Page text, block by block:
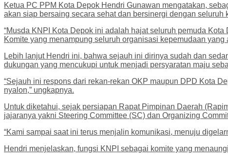
Ketua PC PPM Kota Depok Hendri Gunawan mengatakan,
akan siap bersaing secara sehat dan bersinergi dengan seluruh
“Musda KNPI Kota Depok ini adalah hajat seluruh pemuda
Komite yang menampung seluruh organisasi kepemudaan
Lebih lanjut Hendri ini, bahwa sejauh ini dirinya sudah dan
dukungan yang mencukupi untuk menjadi persyaratan maju
“Sejauh ini respons dari rekan-rekan OKP maupun DPD Kota
nyalon,” ungkapnya.
Untuk diketahui, sejak persiapan Rapat Pimpinan Daerah
jajaranya yakni Steering Committee (SC) dan Organizing
“Kami sampai saat ini terus menjalin komunikasi, menuju
Hendri menjelaskan, fungsi KNPI sebagai komite yang